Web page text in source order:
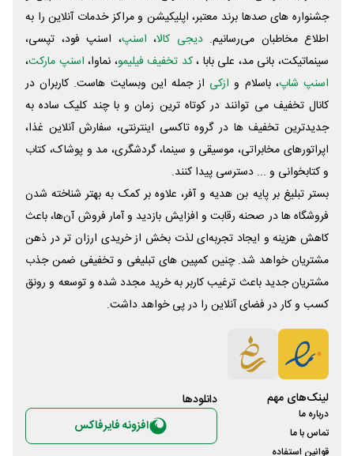
جشنواره های صدها برند معتبر، اپلیکیشن و مراکز خدمات آنلاین را به
اطلاع مخاطبان می‌رسانیم. دیجی کالا، اسنپ، اسنپ فود، تپسی،
سینماتیکت، بانی مد، علی‌ بابا ،کد تخفیف فیلیمو، نماوا، اسنپ مارکت،
اسنپ شاپ، باسلام و ازکی از جمله این وبسایت ‌هاست. کاربران در
کانال تخفیف می توانند در کوتاه ترین زمان و با چند کلیک ساده به
جدیدترین تخفیف ها در گروه تاکسی اینترنتی، سفارش آنلاین غذا،
اپراتورهای مخابراتی، موسیقی و سینما، گردشگری، مد و پوشاک، کتاب
و کتابخوانی و ... دسترسی پیدا کنند.
بستر تبلیغ بر پایه بن هدیه و آفر، علاوه بر کمک به بهتر شناخته شدن
فروشگاه ها در صحنه رقابت و افزایش بازدید و آمار فروش آن‌ها، باعث
کاهش هزینه و ایجاد تجربه‌ای لذت بخش از خریدی ارزان تر در ذهن
مشتریان خواهد شد. چنین کمپین های تبلیغی و تخفیفی ضمن جذب
مشتریان جدید باعث ترغیب کاربر به خرید مجدد شده و توسعه و رونق
کسب و کار در فضای آنلاین را در پی خواهد داشت.
لینک‌های مهم
درباره ما
تماس با ما
قوانین استفاده
دانلود‌ها
افزونه فایرفاکس